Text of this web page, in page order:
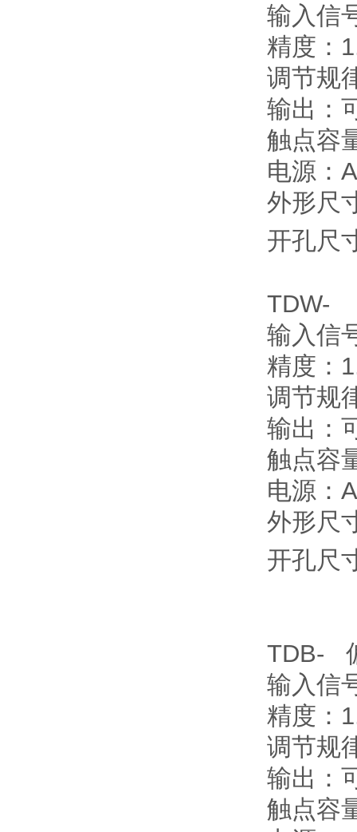
输入信
精度：
调节规
输出：
触点容
电源：
外形尺
开孔尺
TDW-
输入信
精度：
调节规
输出：
触点容
电源：
外形尺
开孔尺
TDB-
输入信
精度：
调节规
输出：
触点容